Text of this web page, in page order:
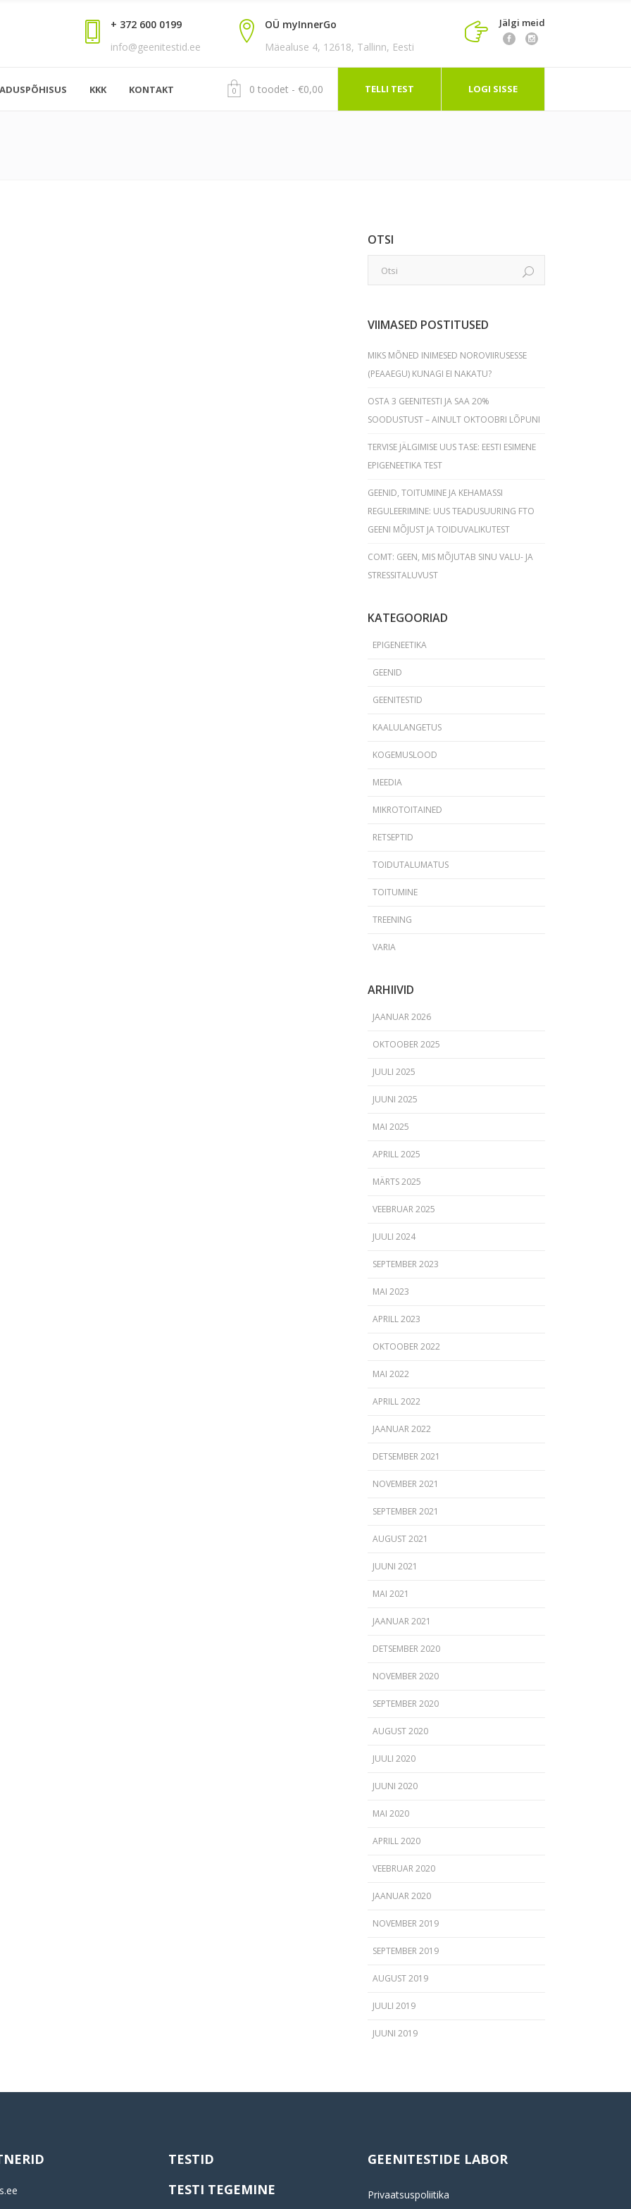
+ 372 600 0199
info@geenitestid.ee
OÜ myInnerGo
Mäealuse 4, 12618, Tallinn, Eesti
Jälgi meid
KKK KONTAKT 0 0 toodet €0,00 TELLI TEST LOGI SISSE
OTSI
VIIMASED POSTITUSED
MIKS MÕNED INIMESED NOROVIIRUSESSE
(PEAAEGU) KUNAGI EI NAKATU?
OSTA 3 GEENITESTI JA SAA 20%
SOODUSTUST – AINULT OKTOOBRI LÕPUNI
TERVISE JÄLGIMISE UUS TASE: EESTI ESIMENE
EPIGENEETIKA TEST
GEENID, TOITUMINE JA KEHAMASSI
REGULEERIMINE: UUS TEADUSUURING FTO
GEENI MÕJUST JA TOIDUVALIKUTEST
COMT: GEEN, MIS MÕJUTAB SINU VALU- JA
STRESSITALUVUST
KATEGOORIAD
EPIGENEETIKA
GEENID
GEENITESTID
KAALULANGETUS
KOGEMUSLOOD
MEEDIA
MIKROTOITAINED
RETSEPTID
TOIDUTALUMATUS
TOITUMINE
TREENING
VARIA
ARHIIVID
JAANUAR 2026
OKTOOBER 2025
JUULI 2025
JUUNI 2025
MAI 2025
APRILL 2025
MÄRTS 2025
VEEBRUAR 2025
JUULI 2024
SEPTEMBER 2023
MAI 2023
APRILL 2023
OKTOOBER 2022
MAI 2022
APRILL 2022
JAANUAR 2022
DETSEMBER 2021
NOVEMBER 2021
SEPTEMBER 2021
AUGUST 2021
JUUNI 2021
MAI 2021
JAANUAR 2021
DETSEMBER 2020
NOVEMBER 2020
SEPTEMBER 2020
AUGUST 2020
JUULI 2020
JUUNI 2020
MAI 2020
APRILL 2020
VEEBRUAR 2020
JAANUAR 2020
NOVEMBER 2019
SEPTEMBER 2019
AUGUST 2019
JUULI 2019
JUUNI 2019
TESTID
TESTI TEGEMINE
GEENITESTIDE LABOR
Privaatsuspoliitika